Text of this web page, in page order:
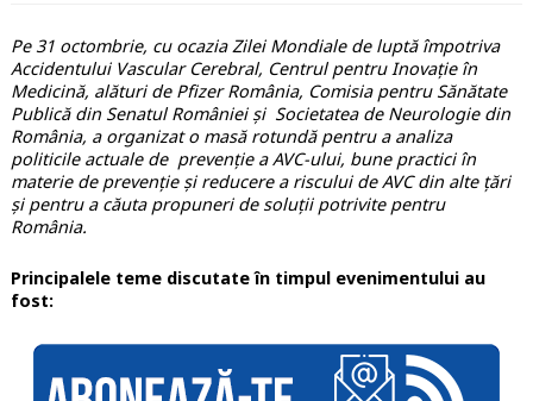
Pe 31 octombrie, cu ocazia Zilei Mondiale de luptă împotriva
Accidentului Vascular Cerebral, Centrul pentru Inovație în
Medicină, alături de Pfizer România, Comisia pentru Sănătate
Publică din Senatul României și Societatea de Neurologie din
România, a organizat o masă rotundă pentru a analiza
politicile actuale de prevenție a AVC-ului, bune practici în
materie de prevenție și reducere a riscului de AVC din alte țări
și pentru a căuta propuneri de soluții potrivite pentru
România.
Principalele teme discutate în timpul evenimentului au
fost: